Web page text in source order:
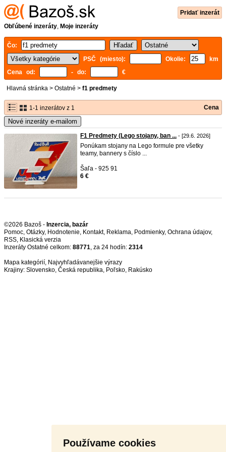
Používame cookies
Pridať inzerát
Obľúbené inzeráty, Moje inzeráty
Čo:
PSČ (miesto):
Okolie:
km
Cena od:
- do: €
Hlavná stránka > Ostatné > f1 predmety
1-1 inzerátov z 1 Cena
Nové inzeráty e-mailom
F1 Predmety (Lego stojany, ban ... - [29.6. 2026]
Ponúkam stojany na Lego formule pre všetky
teamy, bannery s číslo ...
Šaľa - 925 91
6 €
©2026 Bazoš - Inzercia, bazár
Pomoc, Otázky, Hodnotenie, Kontakt, Reklama, Podmienky, Ochrana údajov,
RSS,
Inzeráty Ostatné celkom: 88771, za 24 hodín: 2314
Mapa kategórií, Najvyhľadávanejšie výrazy
Krajiny: Slovensko, Česká republika, Poľsko, Rakúsko